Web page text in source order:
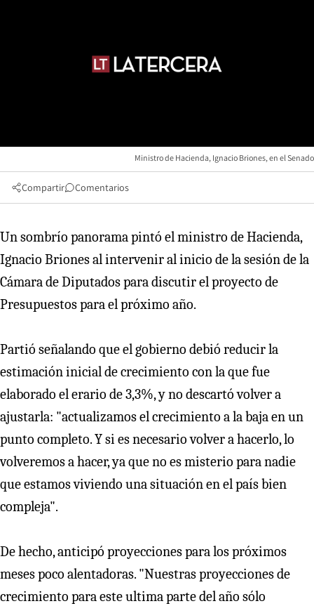
Ministro de Hacienda, Ignacio Briones, en el Senado
Compartir Comentarios
Un sombrío panorama pintó el ministro de Hacienda,
Ignacio Briones al intervenir al inicio de la sesión de la
Cámara de Diputados para discutir el proyecto de
Presupuestos para el próximo año.
Partió señalando que el gobierno debió reducir la
estimación inicial de crecimiento con la que fue
elaborado el erario de 3,3%, y no descartó volver a
ajustarla: "actualizamos el crecimiento a la baja en un
punto completo. Y si es necesario volver a hacerlo, lo
volveremos a hacer, ya que no es misterio para nadie
que estamos viviendo una situación en el país bien
compleja".
De hecho, anticipó proyecciones para los próximos
meses poco alentadoras. "Nuestras proyecciones de
crecimiento para este ultima parte del año sólo